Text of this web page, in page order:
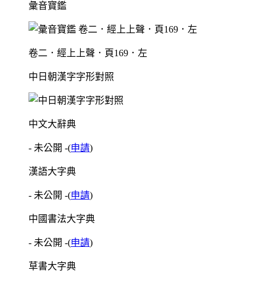
彙音寶鑑
卷二．經上上聲．頁169．左
中日朝漢字字形對照
中文大辭典
- 未公開 -(申請)
漢語大字典
- 未公開 -(申請)
中國書法大字典
- 未公開 -(申請)
草書大字典